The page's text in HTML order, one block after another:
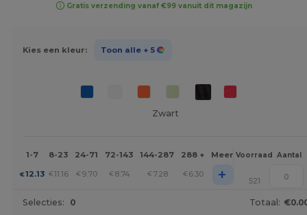
Gratis verzending vanaf €99 vanuit dit magazijn
Kies een kleur: Toon alle + 5
Zwart
1-7 8-23 24-71 72-143 144-287 288 + Meer Voorraad Aantal
€12.13 € 11.16 € 9.70 € 8.74 € 7.28 € 6.30 + 521
Selecties: 0 Totaal: